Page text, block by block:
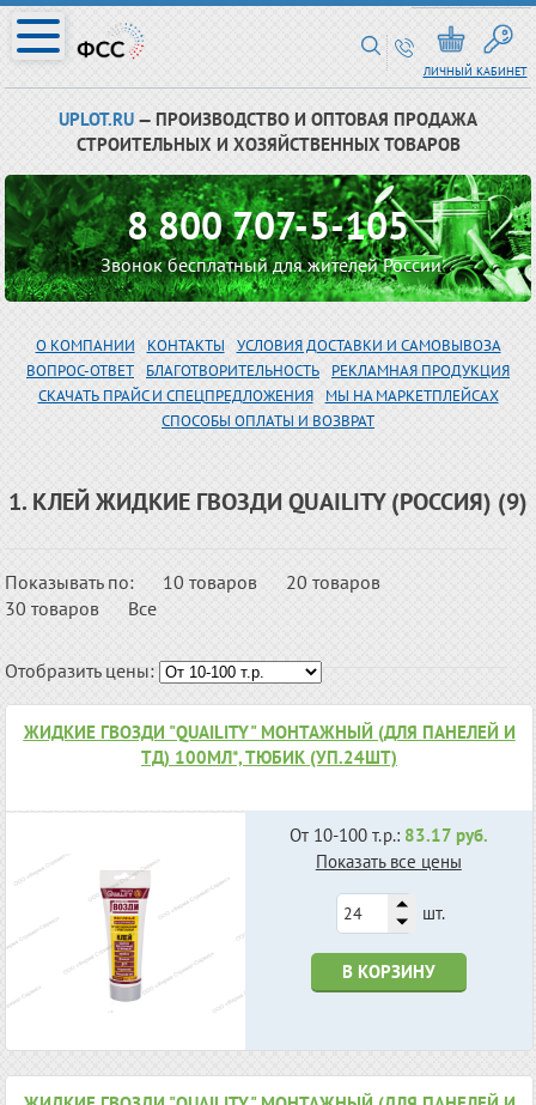
ЛИЧНЫЙ КАБИНЕТ
UPLOT.RU — ПРОИЗВОДСТВО И ОПТОВАЯ ПРОДАЖА
СТРОИТЕЛЬНЫХ И ХОЗЯЙСТВЕННЫХ ТОВАРОВ
8 800 707-5-105
Звонок бесплатный для жителей России
О КОМПАНИИ КОНТАКТЫ
УСЛОВИЯ ДОСТАВКИ И САМОВЫВОЗА
ВОПРОС-ОТВЕТ
БЛАГОТВОРИТЕЛЬНОСТЬ
РЕКЛАМНАЯ ПРОДУКЦИЯ
СКАЧАТЬ ПРАЙС И СПЕЦПРЕДЛОЖЕНИЯ
МЫ НА МАРКЕТПЛЕЙСАХ
СПОСОБЫ ОПЛАТЫ И ВОЗВРАТ
1. КЛЕЙ ЖИДКИЕ ГВОЗДИ QUAILITY (РОССИЯ) (9)
Показывать по: 10 товаров
20 товаров
30 товаров
Все
Отобразить цены:
ЖИДКИЕ ГВОЗДИ "QUAILITY" МОНТАЖНЫЙ (ДЛЯ ПАНЕЛЕЙ И
ТД) 100МЛ*, ТЮБИК (УП.24ШТ)
От 10-100 т.р.: 83.17 руб.
Показать все цены
шт.
В КОРЗИНУ